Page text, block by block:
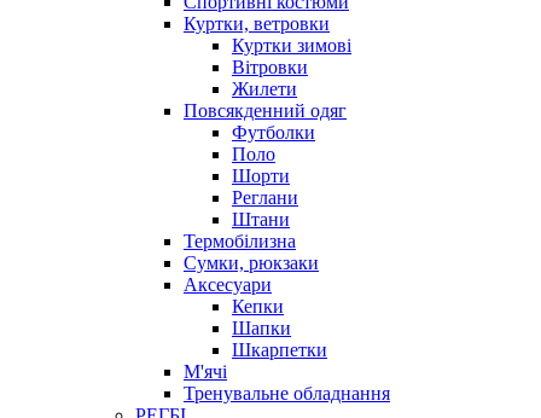
Куртки, ветровки
Куртки зимові
Вітровки
Жилети
Повсякденний одяг
Футболки
Поло
Шорти
Реглани
Штани
Термобілизна
Сумки, рюкзаки
Аксесуари
Кепки
Шапки
Шкарпетки
М'ячі
Тренувальне обладнання